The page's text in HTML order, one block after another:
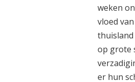
weken
vloed
op grote
er hun